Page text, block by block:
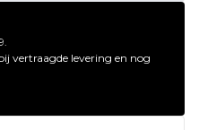
vertraagde levering en nog